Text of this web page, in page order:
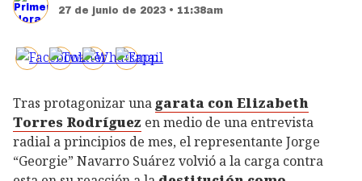
27 de junio de 2023 • 11:38am
Tras protagonizar una garata con Elizabeth
Torres Rodríguez en medio de una entrevista
radial a principios de mes, el representante Jorge
“Georgie” Navarro Suárez volvió a la carga contra